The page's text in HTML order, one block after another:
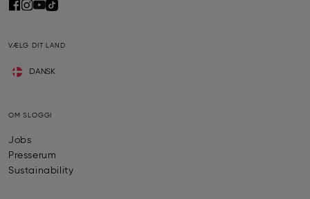
VÆLG DIT LAND
DANSK
OM SLOGGI
Jobs
Presserum
Sustainability